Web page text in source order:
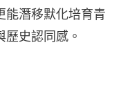
能潛移默化培育青
史認同感。